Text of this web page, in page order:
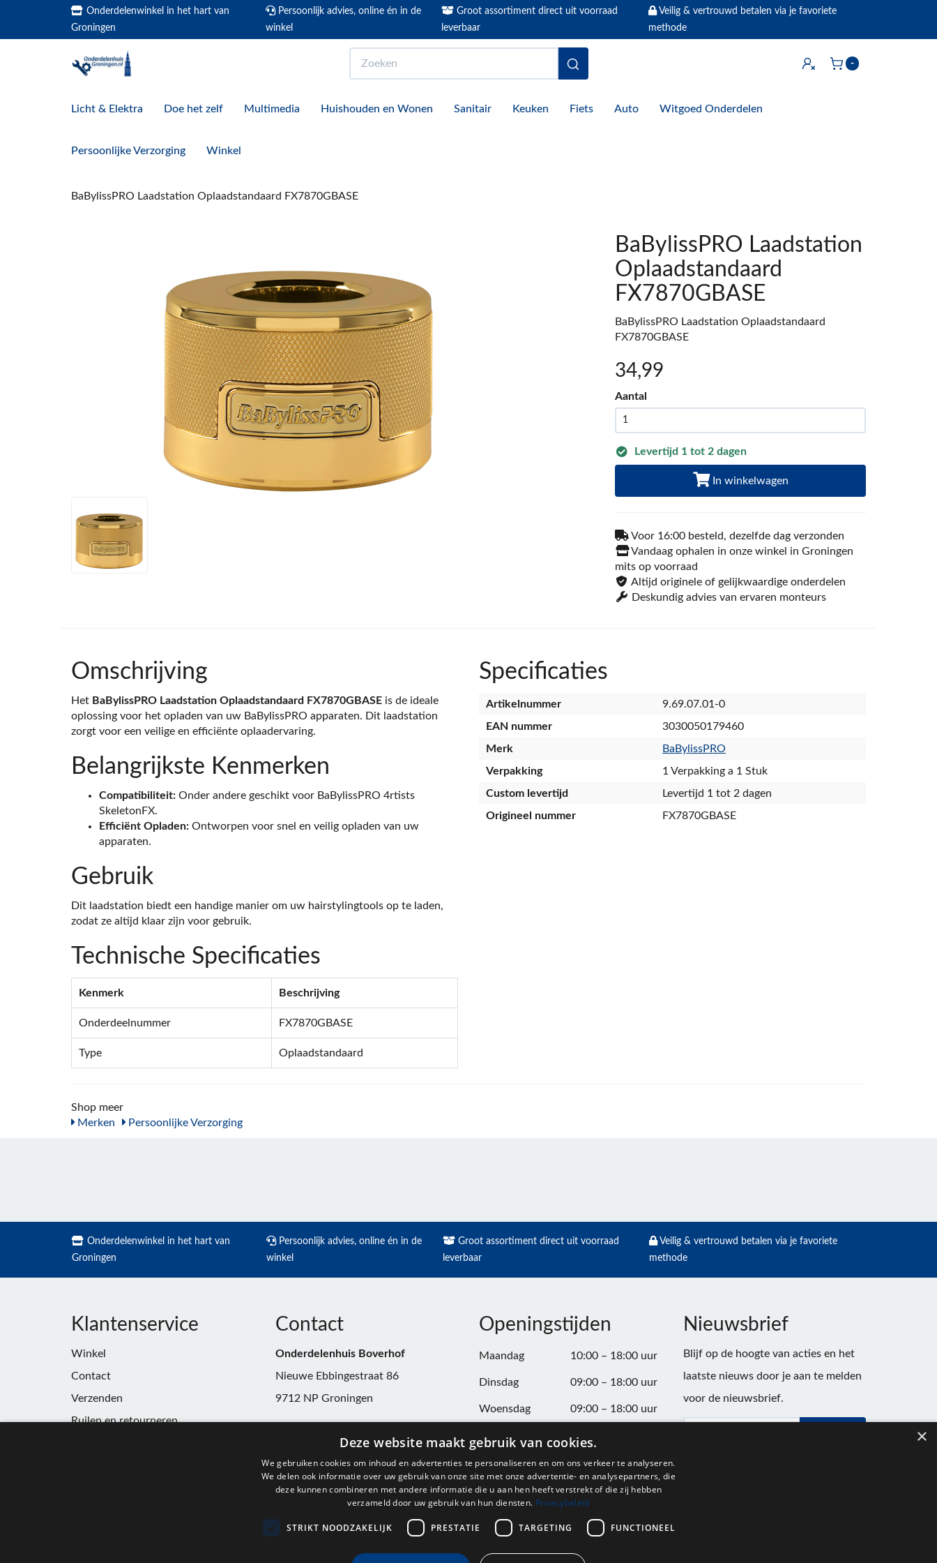
Onderdelenwinkel in het hart van
Groningen
Persoonlijk advies, online én in de
winkel
Groot assortiment direct uit voorraad
leverbaar
Veilig & vertrouwd betalen via je favoriete
methode
Inloggen -
Licht & Elektra Doe het zelf Multimedia Huishouden en Wonen Sanitair Keuken Fiets Auto Witgoed Onderdelen
Persoonlijke Verzorging Winkel
BaBylissPRO Laadstation Oplaadstandaard FX7870GBASE
BaBylissPRO Laadstation
Oplaadstandaard
FX7870GBASE
BaBylissPRO Laadstation Oplaadstandaard
FX7870GBASE
34,99
Aantal
Levertijd 1 tot 2 dagen
In winkelwagen
Voor 16:00 besteld, dezelfde dag verzonden
Vandaag ophalen in onze winkel in Groningen
mits op voorraad
Altijd originele of gelijkwaardige onderdelen
Deskundig advies van ervaren monteurs
Omschrijving
Het BaBylissPRO Laadstation Oplaadstandaard FX7870GBASE is de ideale
oplossing voor het opladen van uw BaBylissPRO apparaten. Dit laadstation
zorgt voor een veilige en efficiënte oplaadervaring.
Belangrijkste Kenmerken
Compatibiliteit: Onder andere geschikt voor BaBylissPRO 4rtists
SkeletonFX.
Efficiënt Opladen: Ontworpen voor snel en veilig opladen van uw
apparaten.
Gebruik
Dit laadstation biedt een handige manier om uw hairstylingtools op te laden,
zodat ze altijd klaar zijn voor gebruik.
Technische Specificaties
Kenmerk Beschrijving
Onderdeelnummer FX7870GBASE
Type Oplaadstandaard
Specificaties
Artikelnummer
9.69.07.01-0
EAN nummer
3030050179460
Merk
BaBylissPRO
Verpakking
1 Verpakking a 1 Stuk
Custom levertijd
Levertijd 1 tot 2 dagen
Origineel nummer
FX7870GBASE
Shop meer
Merken
Persoonlijke Verzorging
Onderdelenwinkel in het hart van
Groningen
Persoonlijk advies, online én in de
winkel
Groot assortiment direct uit voorraad
leverbaar
Veilig & vertrouwd betalen via je favoriete
methode
Klantenservice
Winkel
Contact
Verzenden
Ruilen en retourneren
Contact
Onderdelenhuis Boverhof
Nieuwe Ebbingestraat 86
9712 NP Groningen
winkel@onderdelenhuisgroningen.nl
91037743
BTW:NL004861667B24
Openingstijden
Maandag 10:00 – 18:00 uur
Dinsdag 09:00 – 18:00 uur
Woensdag 09:00 – 18:00 uur
Donderdag 09:00 – 20:00 uur
Vrijdag 09:00 – 18:00 uur
Zaterdag 09:00 – 17:00 uur
Nieuwsbrief
Blijf op de hoogte van acties en het
laatste nieuws door je aan te melden
voor de nieuwsbrief.
×
Deze website maakt gebruik van cookies.
We gebruiken cookies om inhoud en advertenties te personaliseren en om ons verkeer te analyseren.
We delen ook informatie over uw gebruik van onze site met onze advertentie- en analysepartners, die
deze kunnen combineren met andere informatie die u aan hen heeft verstrekt of die zij hebben
verzameld door uw gebruik van hun diensten. Privacybeleid
STRIKT NOODZAKELIJK PRESTATIE TARGETING FUNCTIONEEL